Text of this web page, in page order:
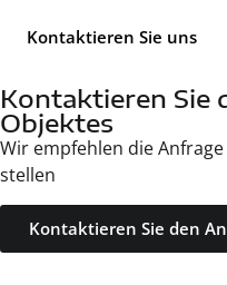
Kontaktieren Sie uns
Kontaktieren Sie
Objektes
Wir empfehlen die
stellen
Kontaktieren Sie den